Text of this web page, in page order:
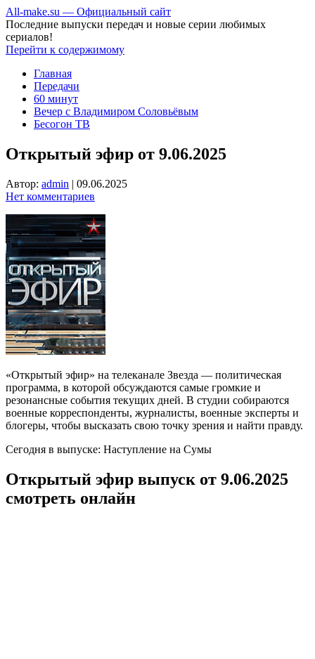
All-make.su — Официальный сайт
Последние выпуски передач и новые серии любимых
сериалов!
Перейти к содержимому
Главная
Передачи
60 минут
Вечер с Владимиром Соловьёвым
Бесогон ТВ
Открытый эфир от 9.06.2025
Автор: admin | 09.06.2025
Нет комментариев
«Открытый эфир» на телеканале Звезда — политическая
программа, в которой обсуждаются самые громкие и
резонансные события текущих дней. В студии собираются
военные корреспонденты, журналисты, военные эксперты и
блогеры, чтобы высказать свою точку зрения и найти правду.
Сегодня в выпуске: Наступление на Сумы
Открытый эфир выпуск от 9.06.2025
смотреть онлайн